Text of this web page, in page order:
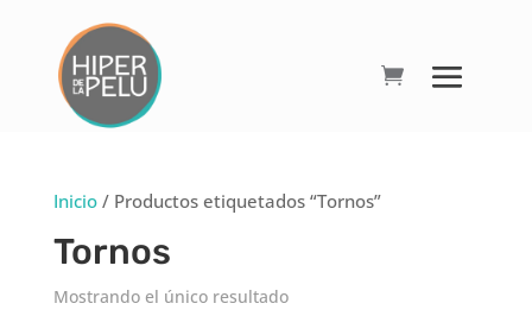
Inicio/ Productos etiquetados “Tornos”
Tornos
Mostrando el único resultado